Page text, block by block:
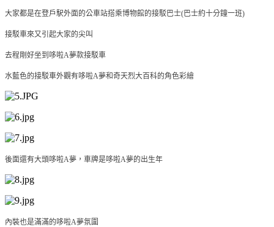
大家都是在登戶駅外面的公車站搭乘博物館的接駁巴士(巴士約十分鐘一班)
接駁車來又引起大家的尖叫
去程剛好坐到哆啦A夢款接駁車
水藍色的接駁車外觀有哆啦A夢和奇天烈大百科的角色彩繪
後面還有大頭哆啦A夢，車牌是哆啦A夢的出生年
內裝也是滿滿的哆啦A夢氛圍